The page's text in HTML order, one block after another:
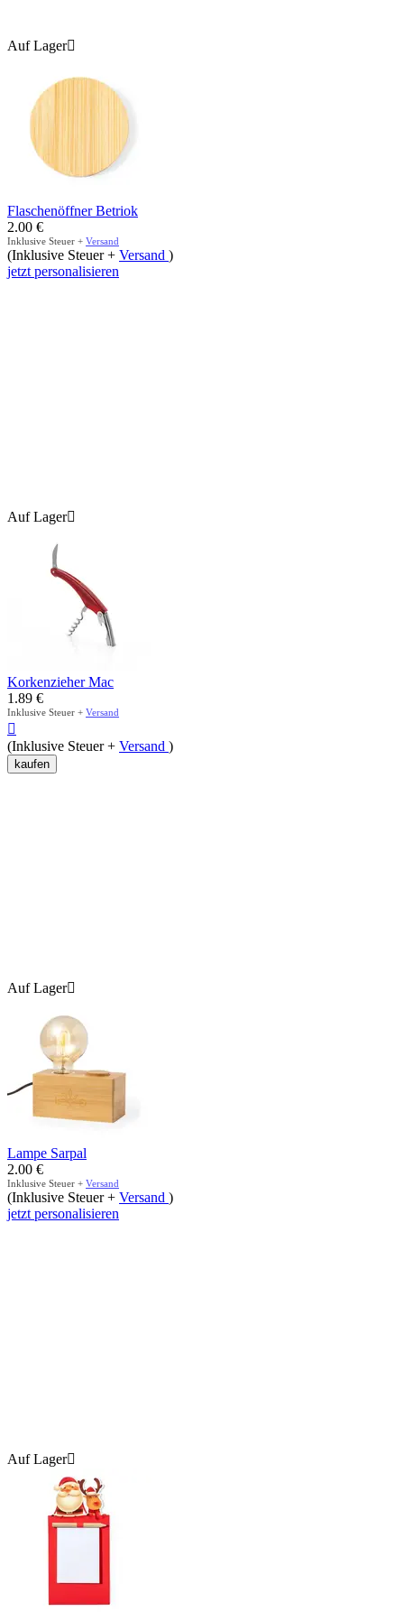
Auf Lager
Flaschenöffner Betriok
2.00 €
Inklusive Steuer + Versand
(Inklusive Steuer + Versand )
jetzt personalisieren
Auf Lager
Korkenzieher Mac
1.89 €
Inklusive Steuer + Versand

(Inklusive Steuer + Versand )
kaufen
Auf Lager
Lampe Sarpal
2.00 €
Inklusive Steuer + Versand
(Inklusive Steuer + Versand )
jetzt personalisieren
Auf Lager